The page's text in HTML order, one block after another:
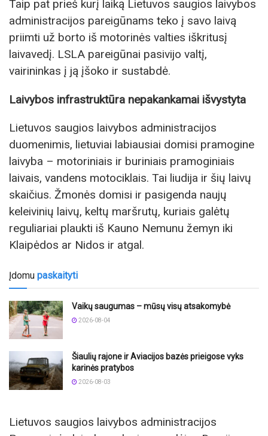
Taip pat prieš kurį laiką Lietuvos saugios laivybos
administracijos pareigūnams teko į savo laivą
priimti už borto iš motorinės valties iškritusį
laivavedį. LSLA pareigūnai pasivijo valtį,
vairininkas į ją įšoko ir sustabdė.
Laivybos infrastruktūra nepakankamai išvystyta
Lietuvos saugios laivybos administracijos
duomenimis, lietuviai labiausiai domisi pramogine
laivyba – motoriniais ir buriniais pramoginiais
laivais, vandens motociklais. Tai liudija ir šių laivų
skaičius. Žmonės domisi ir pasigenda naujų
keleivinių laivų, keltų maršrutų, kuriais galėtų
reguliariai plaukti iš Kauno Nemunu žemyn iki
Klaipėdos ar Nidos ir atgal.
Įdomu paskaityti
Vaikų saugumas – mūsų visų atsakomybė
2026-08-04
Šiaulių rajone ir Aviacijos bazės prieigose vyks
karinės pratybos
2026-08-03
Lietuvos saugios laivybos administracijos